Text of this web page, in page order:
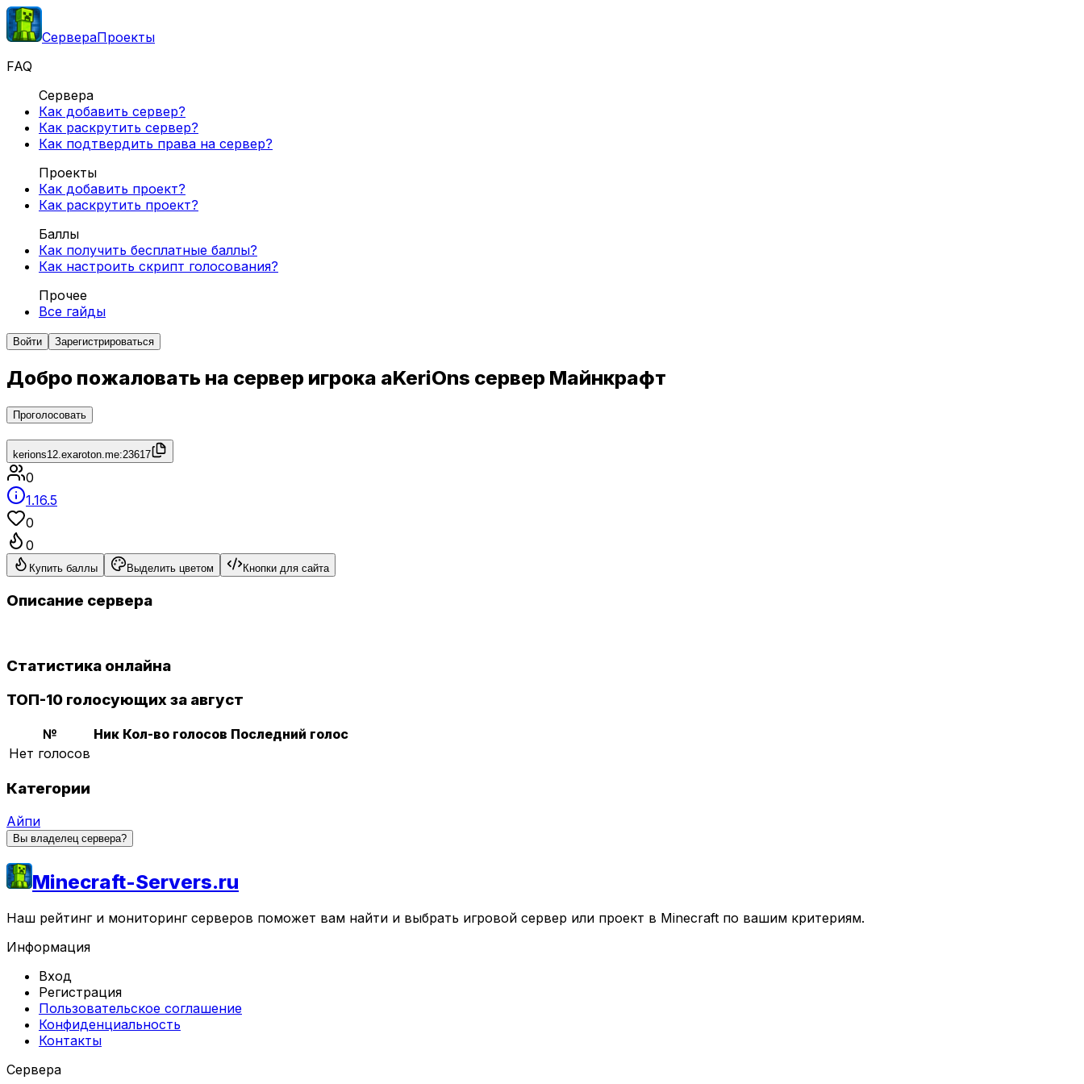
СервераПроекты
FAQ
Сервера
Как добавить сервер?
Как раскрутить сервер?
Как подтвердить права на сервер?
Проекты
Как добавить проект?
Как раскрутить проект?
Баллы
Как получить бесплатные баллы?
Как настроить скрипт голосования?
Прочее
Все гайды
Войти Зарегистрироваться
Добро пожаловать на сервер игрока aKeriOns сервер Майнкрафт
Проголосовать
kerions12.exaroton.me:23617
0
1.16.5
0
0
Купить баллы Выделить цветом Кнопки для сайта
Описание сервера
Статистика онлайна
ТОП-10 голосующих за август
№ Ник Кол-во голосов Последний голос
Нет голосов
Категории
Айпи
Вы владелец сервера?
Minecraft-Servers.ru
Наш рейтинг и мониторинг серверов поможет вам найти и выбрать игровой сервер или проект в Minecraft по вашим критериям.
Информация
Вход
Регистрация
Пользовательское соглашение
Конфиденциальность
Контакты
Сервера